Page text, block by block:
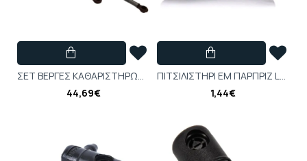
ΣET BEPΓEΣ KAΘAPIΣTHPΩN C-C TIGRA-B
44,69€
ΠΙΤΣΙΛΙΣΤΗΡΙ ΕΜ ΠΑΡΠΡΙΖ LEON , CORDOBA ,IBIZA
1,44€